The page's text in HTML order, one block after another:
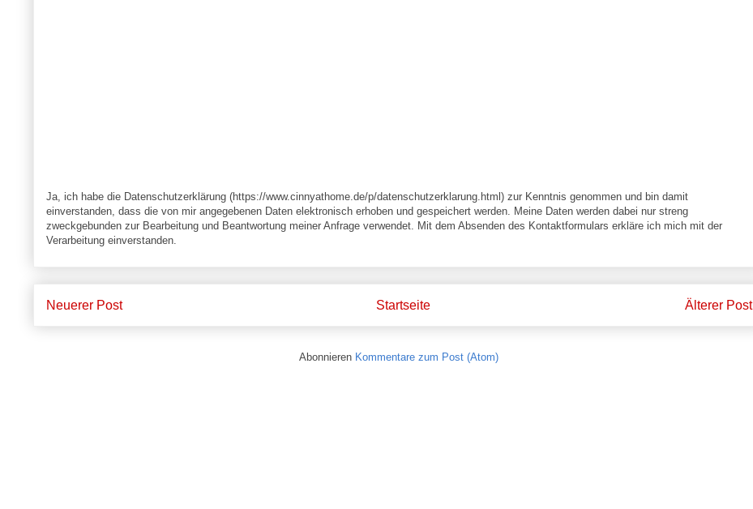
Ja, ich habe die Datenschutzerklärung (https://www.cinnyathome.de/p/datenschutzerklarung.html) zur Kenntnis genommen und bin damit
einverstanden, dass die von mir angegebenen Daten elektronisch erhoben und gespeichert werden. Meine Daten werden dabei nur streng
zweckgebunden zur Bearbeitung und Beantwortung meiner Anfrage verwendet. Mit dem Absenden des Kontaktformulars erkläre ich mich mit der
Verarbeitung einverstanden.
Neuerer Post Älterer Post
Startseite
Abonnieren Kommentare zum Post (Atom)